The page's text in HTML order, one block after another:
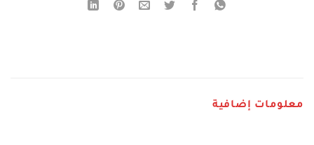
معلومات إضافية